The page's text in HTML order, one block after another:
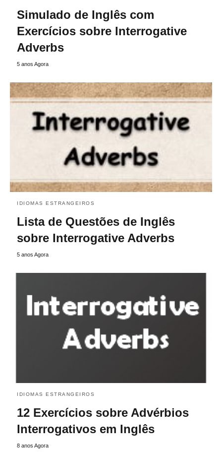
Simulado de Inglês com
Exercícios sobre Interrogative
Adverbs
5 anos Agora
IDIOMAS ESTRANGEIROS
Lista de Questões de Inglês
sobre Interrogative Adverbs
5 anos Agora
IDIOMAS ESTRANGEIROS
12 Exercícios sobre Advérbios
Interrogativos em Inglês
8 anos Agora